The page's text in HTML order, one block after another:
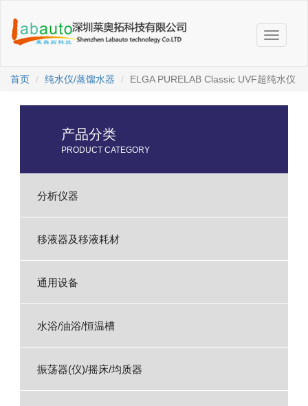
切
换
航
首页 纯水仪/蒸馏水器 ELGA PURELAB Classic UVF超纯水仪
产品分类
PRODUCT CATEGORY
分析仪器
移液器及移液耗材
通用设备
水浴/油浴/恒温槽
振荡器(仪)/摇床/均质器